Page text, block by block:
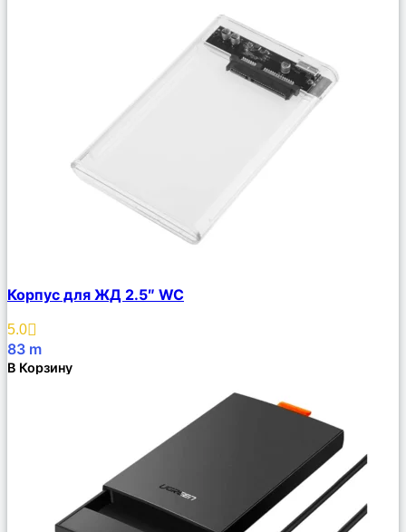
Описание
Избранное
Корпус для ЖД 2.5″ WC
5.0
83 m
В Корзину